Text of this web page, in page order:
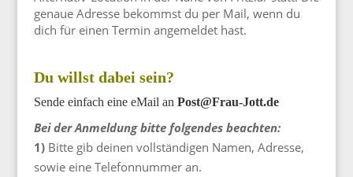
genaue Adresse bekommst du per Mail, wenn du
dich für einen Termin angemeldet hast.
Du willst dabei sein?
Sende einfach eine eMail an Post@Frau-Jott.de
Bei der Anmeldung bitte folgendes beachten:
1)Bitte gib deinen vollständigen Namen, Adresse,
sowie eine Telefonnummer an.